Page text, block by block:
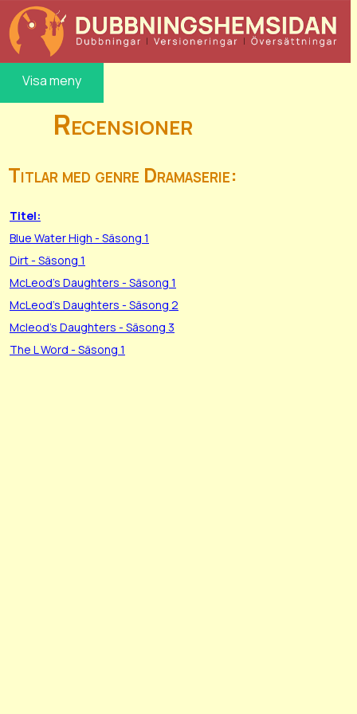
Visa meny
Recensioner
Titlar med genre Dramaserie:
Titel:
Blue Water High - Säsong 1
Dirt - Säsong 1
McLeod's Daughters - Säsong 1
McLeod's Daughters - Säsong 2
Mcleod's Daughters - Säsong 3
The L Word - Säsong 1